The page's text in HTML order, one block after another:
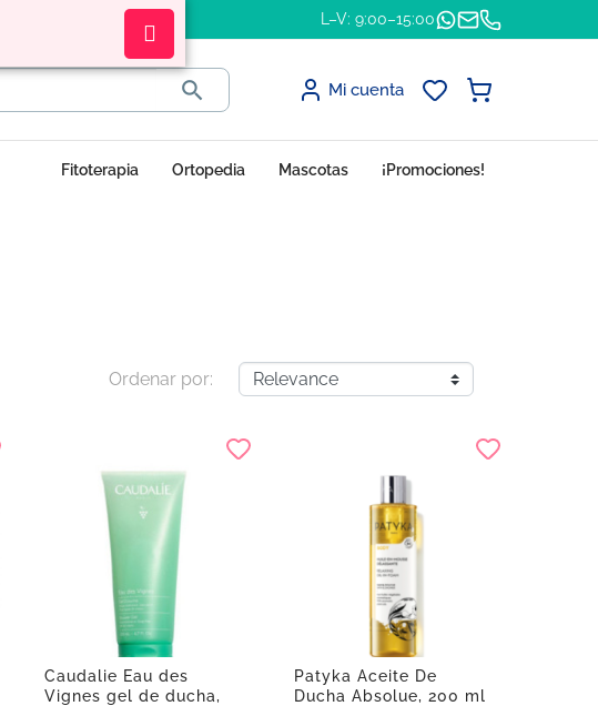
L–V: 9:00–15:00
 Mi cuenta
Fitoterapia Ortopedia Mascotas ¡Promociones!
Ordenar por:
Caudalie Eau des
Vignes gel de ducha,
Patyka Aceite De
Ducha Absolue, 200 ml